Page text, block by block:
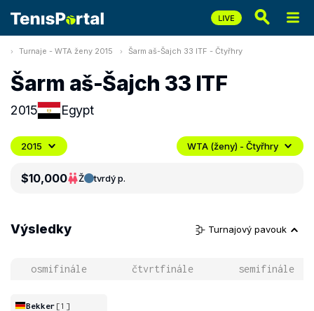
Turnaje - WTA ženy 2015 Šarm aš-Šajch 33 ITF - Čtyřhry
Šarm aš-Šajch 33 ITF
2015 Egypt
2015 WTA (ženy) - Čtyřhry
$10,000 Ž tvrdý p.
Výsledky Turnajový pavouk
osmifinále čtvrtfinále semifinále
Bekker [1]